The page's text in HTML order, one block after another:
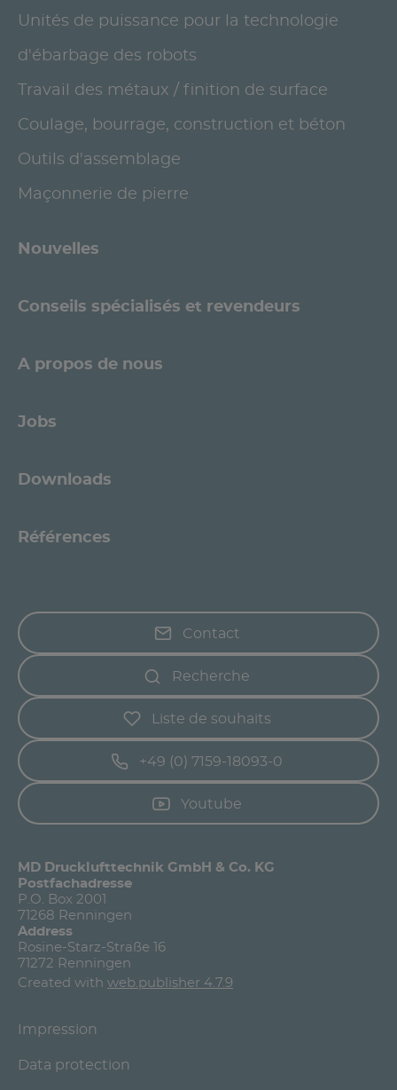
Unités de puissance pour la technologie
d'ébarbage des robots
Travail des métaux / finition de surface
Coulage, bourrage, construction et béton
Outils d'assemblage
Maçonnerie de pierre
Nouvelles
Conseils spécialisés et revendeurs
A propos de nous
Jobs
Downloads
Références
Contact
Recherche
Liste de souhaits
+49 (0) 7159-18093-0
Youtube
MD Drucklufttechnik GmbH & Co. KG
Postfachadresse
P.O. Box 2001
71268 Renningen
Address
Rosine-Starz-Straße 16
71272 Renningen
Created with web.publisher 4.7.9
Impression
Data protection